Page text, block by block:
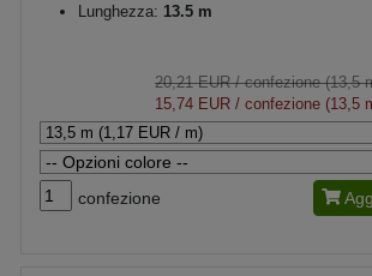
Lunghezza: 13.5 m
20,21 EUR/ confezione (13,5
15,74 EUR / confezione (13,5
confezione